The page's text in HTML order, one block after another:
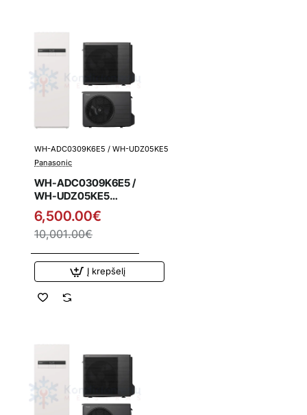
Išpardavimas
WH-ADC0309K6E5 / WH-UDZ05KE5
Panasonic
WH-ADC0309K6E5 /
WH-UDZ05KE5
Panasonic K kartos
5.0 kW oras-vanduo
šilumos siurblys su
talpa
6,500.00€
10,001.00€
Į krepšelį